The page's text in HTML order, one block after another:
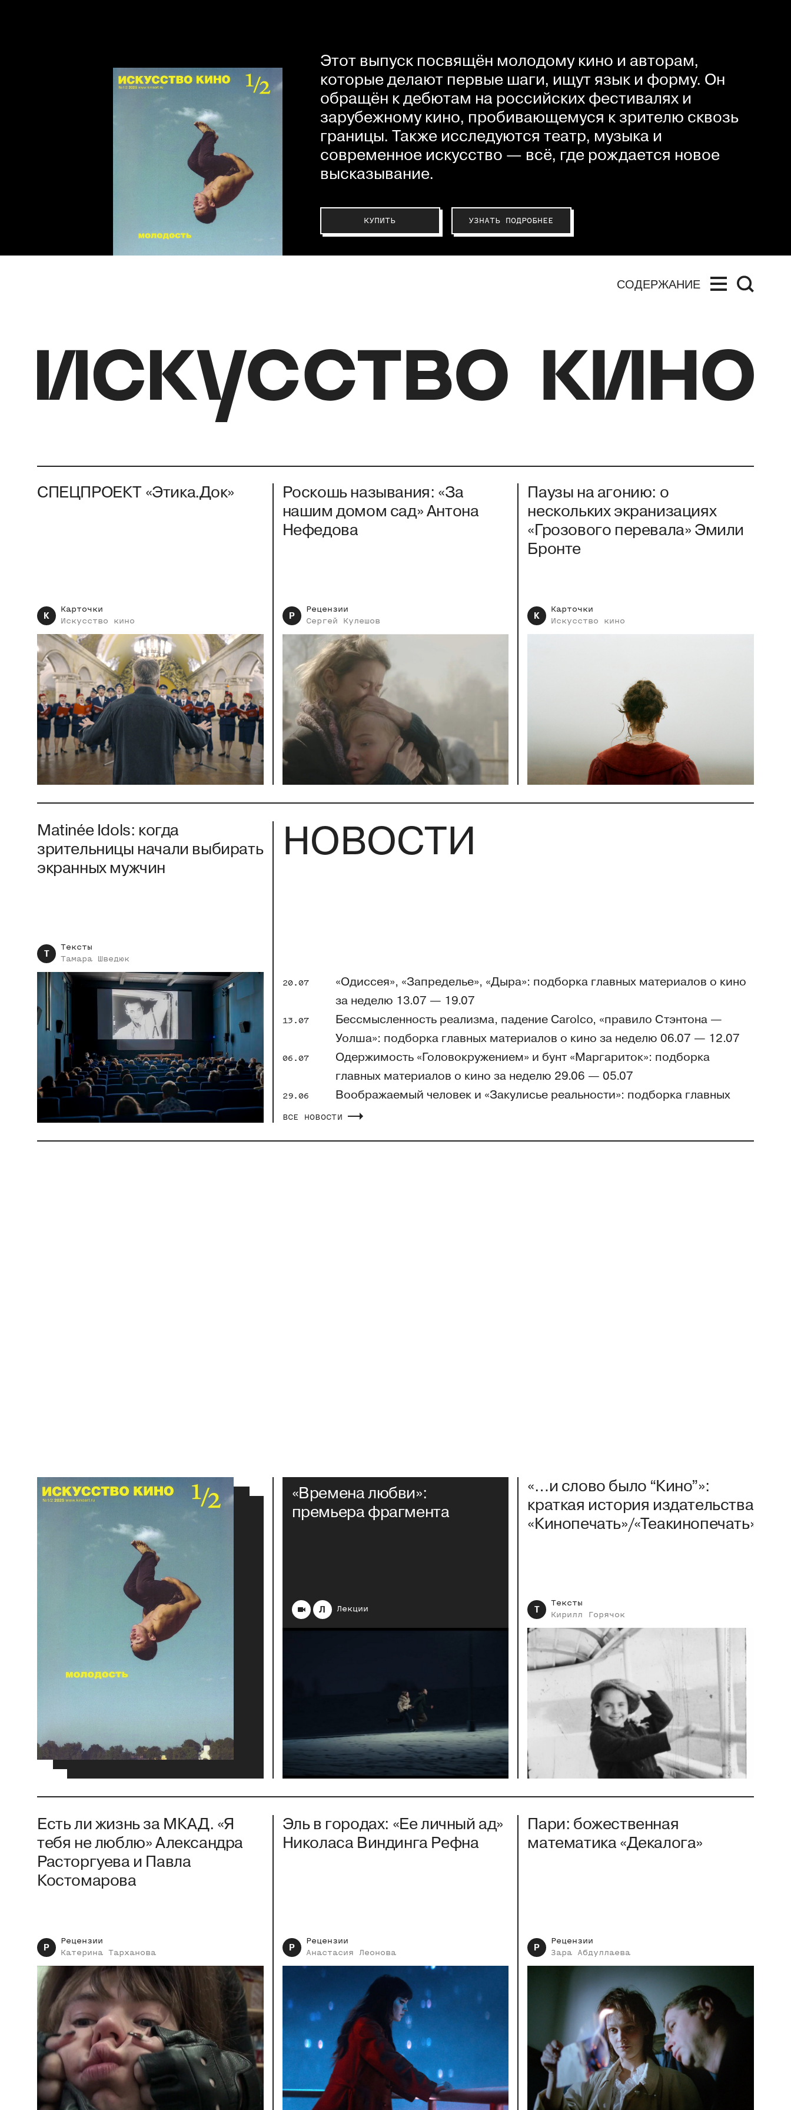
Этот выпуск посвящён молодому кино и авторам,
которые делают первые шаги, ищут язык и форму. Он
обращён к дебютам на российских фестивалях и
зарубежному кино, пробивающемуся к зрителю сквозь
границы. Также исследуются театр, музыка и
современное искусство — всё, где рождается новое
высказывание.
КУПИТЬ УЗНАТЬ ПОДРОБНЕЕ
СОДЕРЖАНИЕ
СПЕЦПРОЕКТ «Этика.Док»
К
Карточки
Искусство
кино
Роскошь называния: «За
нашим домом сад» Антона
Нефедова
Р
Рецензии
Сергей
Кулешов
Паузы на агонию: о
нескольких экранизациях
«Грозового перевала» Эмили
Бронте
К
Карточки
Искусство
кино
Matinée Idols: когда
зрительницы начали выбирать
экранных мужчин
Т
Тексты
Тамара
Шведюк
НОВОСТИ
20.07
«Одиссея», «Запределье», «Дыра»: подборка главных материалов о кино
за неделю 13.07 — 19.07
13.07
Бессмысленность реализма, падение Carolco, «правило Стэнтона —
Уолша»: подборка главных материалов о кино за неделю 06.07 — 12.07
06.07
Одержимость «Головокружением» и бунт «Маргариток»: подборка
главных материалов о кино за неделю 29.06 — 05.07
29.06
Воображаемый человек и «Закулисье реальности»: подборка главных
материалов о кино за неделю 22.06 — 28.06
ВСЕ НОВОСТИ
«Времена любви»:
премьера фрагмента
Л Лекции
«…и слово было “Кино”»:
краткая история издательства
«Кинопечать»/«Теакинопечать»
Т
Тексты
Кирилл
Горячок
Есть ли жизнь за МКАД. «Я
тебя не люблю» Александра
Расторгуева и Павла
Костомарова
Р
Рецензии
Катерина Тарханова
Эль в городах: «Ее личный ад»
Николаса Виндинга Рефна
Р
Рецензии
Анастасия Леонова
Пари: божественная
математика «Декалога»
Р
Рецензии
Зара
Абдуллаева